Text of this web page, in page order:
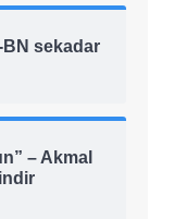
sekadar
– Akmal